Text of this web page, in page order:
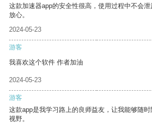
这款加速器app的安全性很高，使用过程中不会
放心。
2024-05-23
游客
我喜欢这个软件 作者加油
2024-05-23
游客
这款app是我学习路上的良师益友，让我能够随
视野。